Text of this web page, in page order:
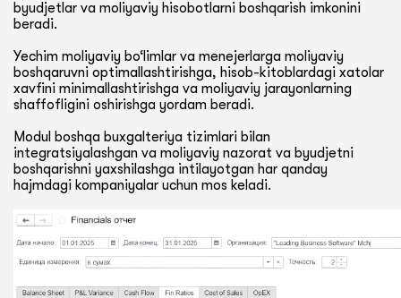
byudjetlar va moliyaviy hisobotlarni boshqarish imkonini
beradi.
Yechim moliyaviy bo‘limlar va menejerlarga moliyaviy
boshqaruvni optimallashtirishga, hisob-kitoblardagi xatolar
xavfini minimallashtirishga va moliyaviy jarayonlarning
shaffofligini oshirishga yordam beradi.
Modul boshqa buxgalteriya tizimlari bilan
integratsiyalashgan va moliyaviy nazorat va byudjetni
boshqarishni yaxshilashga intilayotgan har qanday
hajmdagi kompaniyalar uchun mos keladi.